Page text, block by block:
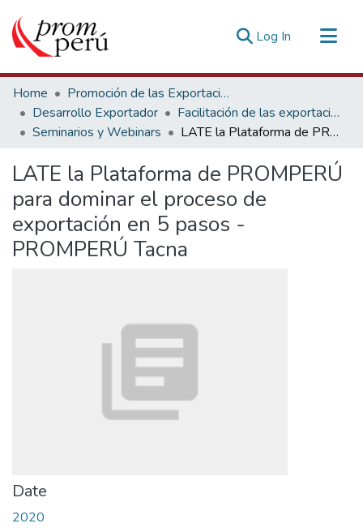
Log In (current)
Communities & Collections
All of DSpace
Statistics
Home
Promoción de las Exportaciones
Desarrollo Exportador
Facilitación de las exportaciones
Seminarios y Webinars
LATE la Plataforma de PROMPERÚ para dominar el proceso de exportación en 5 pasos - PROMPERÚ Tacna
LATE la Plataforma de PROMPERÚ
para dominar el proceso de
exportación en 5 pasos -
PROMPERÚ Tacna
Date
2020